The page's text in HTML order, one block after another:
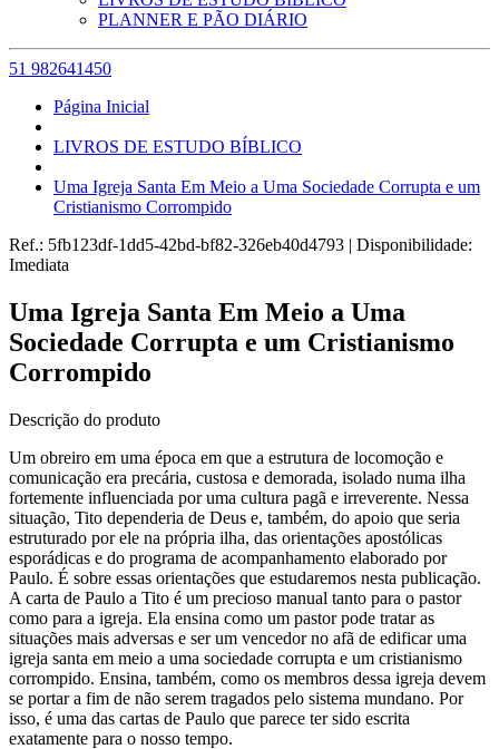
PLANNER E PÃO DIÁRIO
51 982641450
Página Inicial
LIVROS DE ESTUDO BÍBLICO
Uma Igreja Santa Em Meio a Uma Sociedade Corrupta e um
Cristianismo Corrompido
Ref.: 5fb123df-1dd5-42bd-bf82-326eb40d4793 | Disponibilidade:
Imediata
Uma Igreja Santa Em Meio a Uma
Sociedade Corrupta e um Cristianismo
Corrompido
Descrição do produto
Um obreiro em uma época em que a estrutura de locomoção e
comunicação era precária, custosa e demorada, isolado numa ilha
fortemente influenciada por uma cultura pagã e irreverente. Nessa
situação, Tito dependeria de Deus e, também, do apoio que seria
estruturado por ele na própria ilha, das orientações apostólicas
esporádicas e do programa de acompanhamento elaborado por
Paulo. É sobre essas orientações que estudaremos nesta publicação.
A carta de Paulo a Tito é um precioso manual tanto para o pastor
como para a igreja. Ela ensina como um pastor pode tratar as
situações mais adversas e ser um vencedor no afã de edificar uma
igreja santa em meio a uma sociedade corrupta e um cristianismo
corrompido. Ensina, também, como os membros dessa igreja devem
se portar a fim de não serem tragados pelo sistema mundano. Por
isso, é uma das cartas de Paulo que parece ter sido escrita
exatamente para o nosso tempo.